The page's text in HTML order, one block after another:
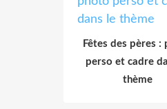
Fêtes des pères :
perso et cadre
thème